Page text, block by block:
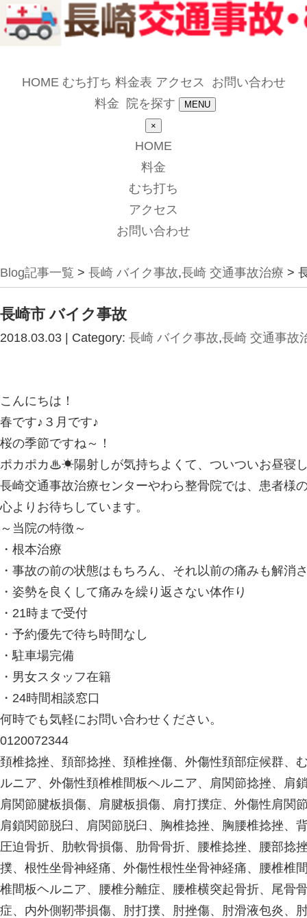
HOME むち打ち 料金表 アクセス
お問い合わせ
料金
院を探す MENU
×
HOME
料金
むち打ち
アクセス
お問い合わせ
Blog記事一覧 > 長崎 バイク事故,長崎 交通事故治療 >
長崎市 バイク事故
2018.03.03 | Category: 長崎 バイク事故,長崎 交通事故
こんにちは！
春です♪３月です♪
桜の季節ですね～！
ポカポカ♨☀陽射しが気持ちよくて、ついついお昼寝
長崎交通事故治療センターやわら整骨院では、患者様
心よりお待ちしています。
～当院の特徴～
・根本治療
・事故の前の状態はもちろん、それ以前の痛みも解消
・姿勢を良くして痛みを繰り返さない体作り
・21時まで受付
・予約優先で待ち時間なし
・駐車場完備
・男女スタッフ在籍
・24時間相談窓口
何時でも気軽にお問い合わせください。
0120072344
頚椎捻挫、頚部捻挫、頚椎挫傷、外傷性頚部症候群、
ルニア、外傷性頚椎椎間板ヘルニア、肩関節捻挫、肩
肩関節腱板損傷、肩腱板損傷、肩打撲症、外傷性肩関
肩鎖関節脱臼、肩関節脱臼、胸椎捻挫、胸腰椎捻挫、
圧迫骨折、肋軟骨損傷、肋骨骨折、腰椎捻挫、腰部捻
撲、根性坐骨神経痛、外傷性根性坐骨神経痛、腰椎椎
椎間板ヘルニア、腰椎分離症、腰椎横突起骨折、尾骨
症、内外側靭帯損傷、肘打撲、肘挫傷、肘滑液包炎、